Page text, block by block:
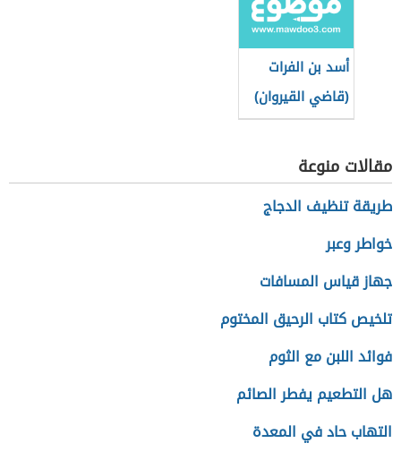
أسد بن الفرات
(قاضي القيروان)
مقالات منوعة
طريقة تنظيف الدجاج
خواطر وعبر
جهاز قياس المسافات
تلخيص كتاب الرحيق المختوم
فوائد اللبن مع الثوم
هل التطعيم يفطر الصائم
التهاب حاد في المعدة